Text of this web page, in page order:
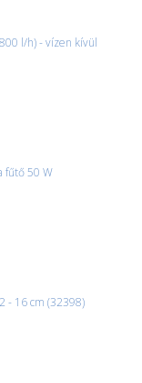
l/h) - vízen kívül
fűtő 50 W
- 16 cm (32398)